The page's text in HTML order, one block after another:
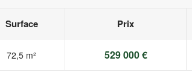
appartements représentent une
Surface Prix
72,5 m² 529 000 €